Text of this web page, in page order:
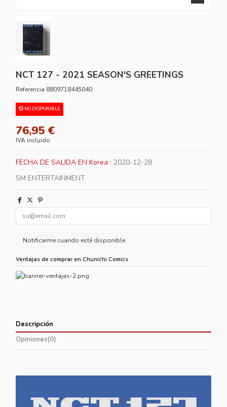
NCT 127 - 2021 SEASON'S GREETINGS
Referencia 8809718445040
NO DISPONIBLE
76,95 €
IVA incluido
FECHA DE SALIDA EN Korea : 2020-12-28
SM ENTERTAINMENT
Ventajas de comprar en Chunichi Comics
Descripción
Opiniones(0)